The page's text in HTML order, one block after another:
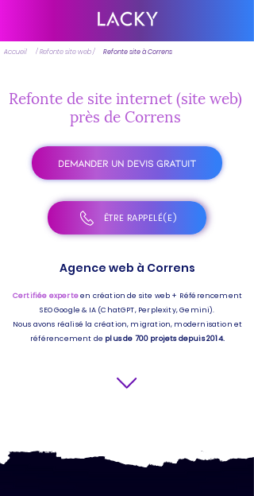
Accueil / Refonte site web / Refonte site à Correns
Refonte de site internet (site web)
près de Correns
DEMANDER UN DEVIS GRATUIT
ÊTRE RAPPELÉ(E)
Agence web à Correns
Certifiée experteen création de site web + Référencement
SEO Google & IA (ChatGPT, Perplexity, Gemini).
Nous avons réalisé la création, migration, modernisation et
référencement de plus de 700 projets depuis 2014.